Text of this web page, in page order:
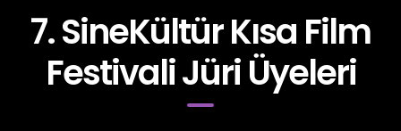
7. SineKültür Kısa Film
Festivali Jüri Üyeleri